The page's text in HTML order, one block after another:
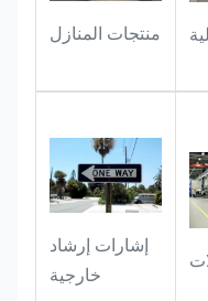
منتجات المنازل
إشارات إرشاد
خارجية